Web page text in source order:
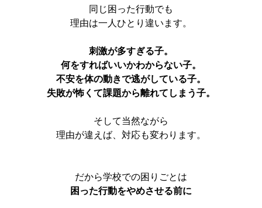
同じ困った行動でも
理由は一人ひとり違います。
刺激が多すぎる子。
何をすればいいかわからない子。
不安を体の動きで逃がしている子。
失敗が怖くて課題から離れてしまう子。
そして当然ながら
理由が違えば、対応も変わります。
だから学校での困りごとは
困った行動をやめさせる前に